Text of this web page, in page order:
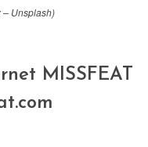
– Unsplash)
MISSFEAT